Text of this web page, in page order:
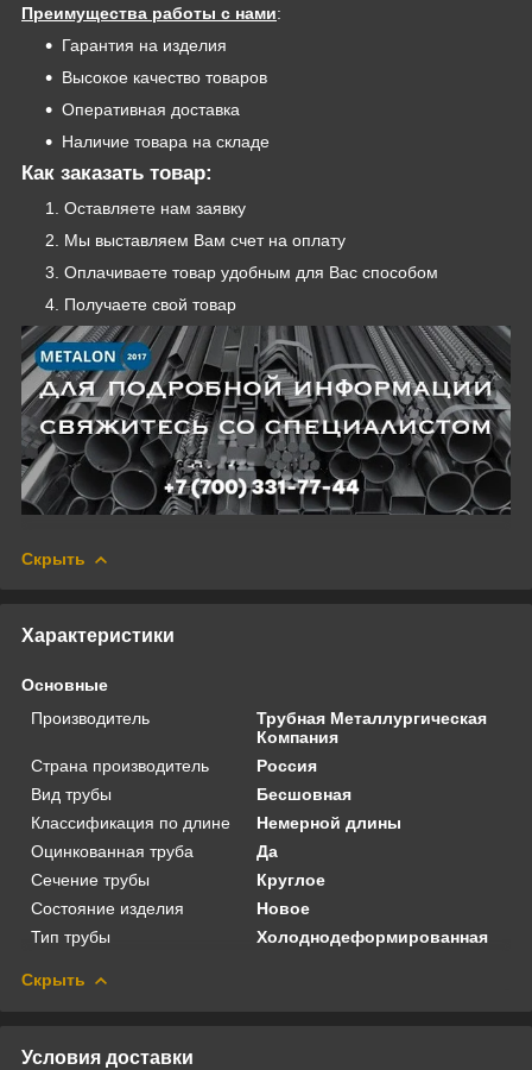
Преимущества работы с нами:
Гарантия на изделия
Высокое качество товаров
Оперативная доставка
Наличие товара на складе
Как заказать товар:
Оставляете нам заявку
Мы выставляем Вам счет на оплату
Оплачиваете товар удобным для Вас способом
Получаете свой товар
Скрыть
Характеристики
Основные
Производитель
Трубная Металлургическая
Компания
Страна производитель
Россия
Вид трубы
Бесшовная
Классификация по длине
Немерной длины
Оцинкованная труба
Да
Сечение трубы
Круглое
Состояние изделия
Новое
Тип трубы
Холоднодеформированная
Скрыть
Условия доставки